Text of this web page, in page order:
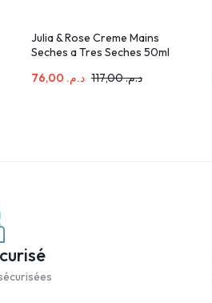
Julia & Rose Creme Mains
Seches a Tres Seches 50ml
د.م.
د.م.117,00